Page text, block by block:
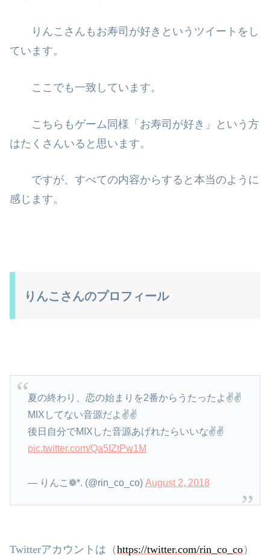
りんこさんもお寿司が好きというツイートをし
ています。
ここでも一致しています。
こちらもゲーム同様「お寿司が好き」という方
はたくさんいると思います。
ですが、すべての内容からすると本当のように
感じます。
りんこさんのプロフィール
夏の終わり、恋の始まりを2番からうたったよ✌✌
MIXしてない音源だよ✌✌
後日自分でMIXした音源あげれたらいいな✌✌
pic.twitter.com/Qa5IZtPw1M
— りんこ❁*. (@rin_co_co) August 2, 2018
Twitterアカウントは（https://twitter.com/rin_co_co）